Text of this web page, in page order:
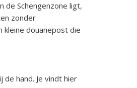
de Schengenzone ligt,
zonder
kleine douanepost die
hand. Je vindt hier